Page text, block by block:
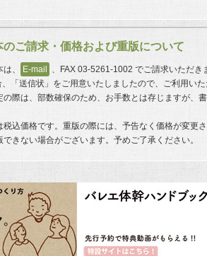
のご請求・価格および重版について
、 E-mail
、FAX 03-5261-1002 でご請求いただき
、「送信状」をご用意いたしましたので、ご利用い
の際は、部数確保のため、お手数とは存じますが、
税込価格です。重版の際には、予告なく価格が変更
できない場合がございます。予めご了承ください。